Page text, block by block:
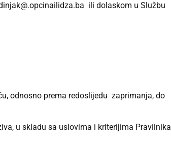
ili dolaskom u Službu
odnosno prema redoslijedu zaprimanja, do
u skladu sa uslovima i kriterijima Pravilnika